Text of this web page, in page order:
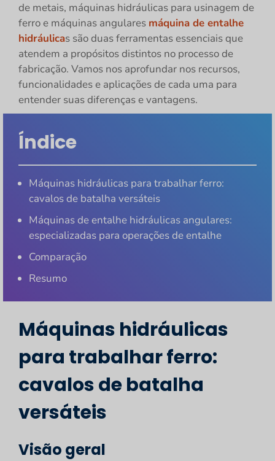
de metais, máquinas hidráulicas para usinagem de
ferro e máquinas angulares máquina de entalhe
hidráulicas são duas ferramentas essenciais que
atendem a propósitos distintos no processo de
fabricação. Vamos nos aprofundar nos recursos,
funcionalidades e aplicações de cada uma para
entender suas diferenças e vantagens.
Índice
Máquinas hidráulicas para trabalhar ferro:
cavalos de batalha versáteis
Máquinas de entalhe hidráulicas angulares:
especializadas para operações de entalhe
Comparação
Resumo
Máquinas hidráulicas
para trabalhar ferro:
cavalos de batalha
versáteis
Visão geral